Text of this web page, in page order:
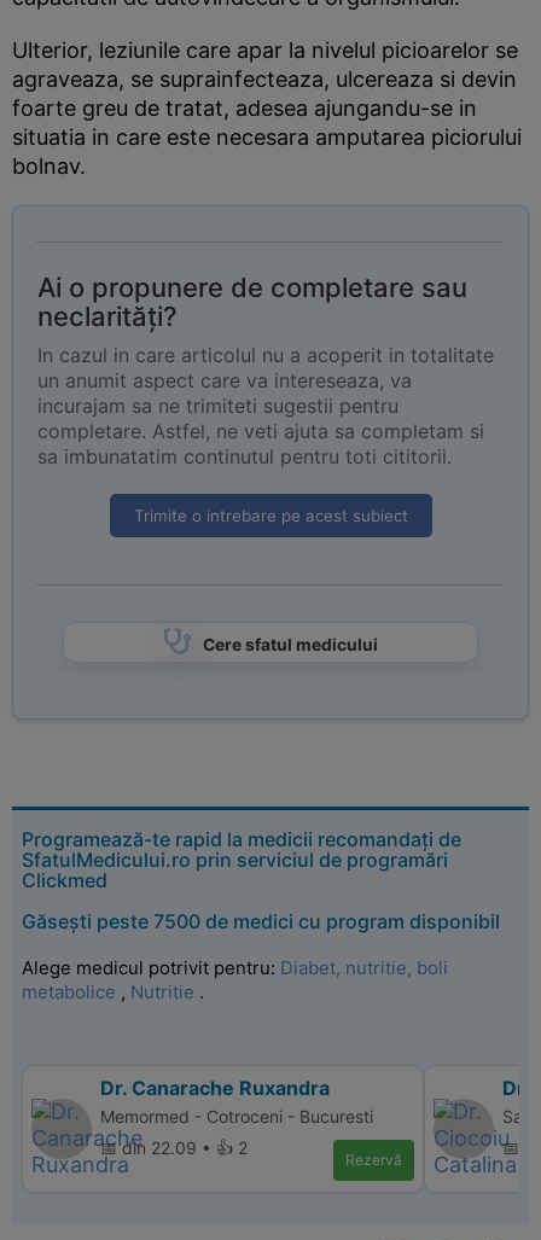
Ulterior, leziunile care apar la nivelul picioarelor se
agraveaza, se suprainfecteaza, ulcereaza si devin
foarte greu de tratat, adesea ajungandu-se in
situatia in care este necesara amputarea piciorului
bolnav.
Ai o propunere de completare sau
neclarități?
In cazul in care articolul nu a acoperit in totalitate
un anumit aspect care va intereseaza, va
incurajam sa ne trimiteti sugestii pentru
completare. Astfel, ne veti ajuta sa completam si
sa imbunatatim continutul pentru toti cititorii.
Trimite o intrebare pe acest subiect
Cere sfatul medicului
Programează-te rapid la medicii recomandați de
SfatulMedicului.ro prin serviciul de programări
Clickmed
Găsești peste 7500 de medici cu program disponibil
Alege medicul potrivit pentru: Diabet, nutritie, boli
metabolice , Nutritie .
Dr. Canarache Ruxandra
Memormed - Cotroceni - Bucuresti
📅 din 22.09 • 👍 2
Rezervă
Dr.
📅